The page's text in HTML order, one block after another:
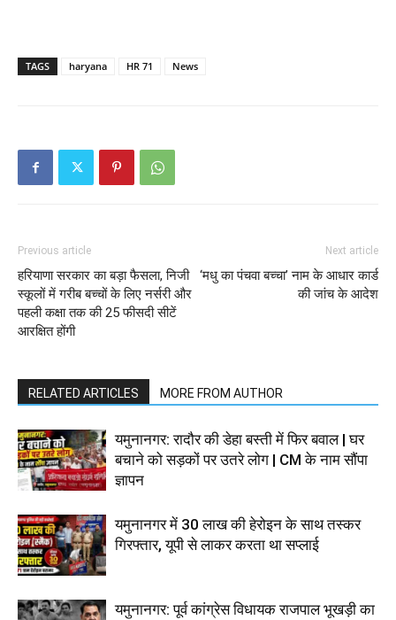
TAGS haryana HR 71 News
Previous article
हरियाणा सरकार का बड़ा फैसला, निजी
स्कूलों में गरीब बच्चों के लिए नर्सरी और
पहली कक्षा तक की 25 फीसदी सीटें
आरक्षित होंगी
Next article
‘मधु का पंचवा बच्चा’ नाम के आधार कार्ड
की जांच के आदेश
RELATED ARTICLES MORE FROM AUTHOR
यमुनानगर: रादौर की डेहा बस्ती में फिर बवाल | घर
बचाने को सड़कों पर उतरे लोग | CM के नाम सौंपा
ज्ञापन
यमुनानगर में 30 लाख की हेरोइन के साथ तस्कर
गिरफ्तार, यूपी से लाकर करता था सप्लाई
यमुनानगर: पूर्व कांग्रेस विधायक राजपाल भूखड़ी का